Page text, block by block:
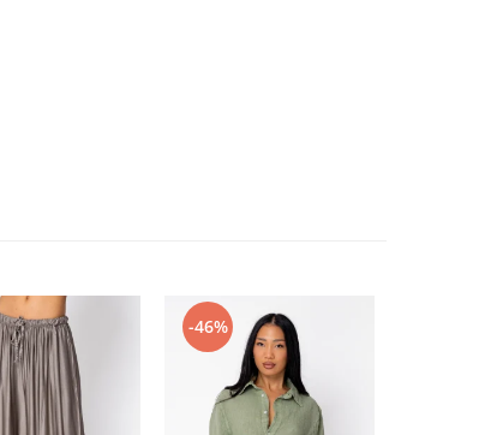
-46%